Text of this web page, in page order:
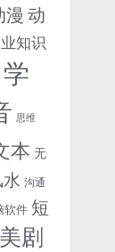
漫 动
知识
学
思维
本 无
沟通
软件 短
美剧